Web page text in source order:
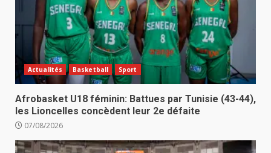
Actualités Basketball Sport
Afrobasket U18 féminin: Battues par Tunisie (43-44),
les Lioncelles concèdent leur 2e défaite
07/08/2026